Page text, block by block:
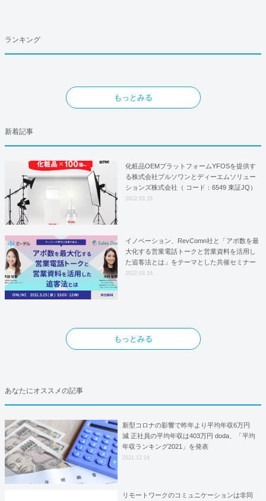
ランキング
もっとみる
新着記事
化粧品OEMプラットフォームYFOSを提供す
る株式会社プルソワンとディーエムソリュー
ションズ株式会社（ コード：6549 東証JQ）
はYFOSにおけるロジスティクスパートナー
2022.03.16
イノベーション、RevComn社と「アポ数を最
大化する営業電話トークと営業資料を活用し
た追客法とは」をテーマとした共催セミナー
を開催！
2022.03.16
もっとみる
あなたにオススメの記事
新型コロナの影響で昨年より平均年収6万円
減 正社員の平均年収は403万円 doda、「平均
年収ランキング2021」を発表
2021.12.14
リモートワークのコミュニケーションは非同